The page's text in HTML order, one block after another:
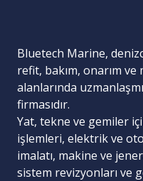
Bluetech Marine,
refit, bakım, onarım
alanlarında
firmasıdır.
Yat, tekne ve gemiler
işlemleri, elektrik ve
imalatı, makine ve
sistem revizyonları ve